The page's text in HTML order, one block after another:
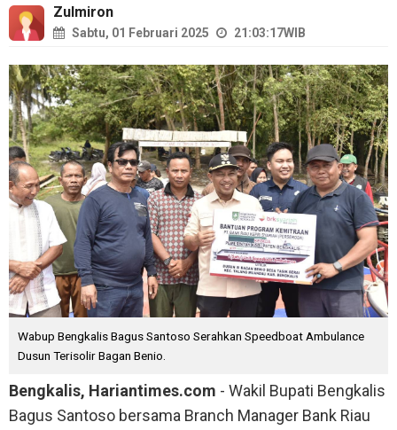
Zulmiron
Sabtu, 01 Februari 2025 21:03:17WIB
Wabup Bengkalis Bagus Santoso Serahkan Speedboat Ambulance
Dusun Terisolir Bagan Benio.
Bengkalis, Hariantimes.com - Wakil Bupati Bengkalis
Bagus Santoso bersama Branch Manager Bank Riau